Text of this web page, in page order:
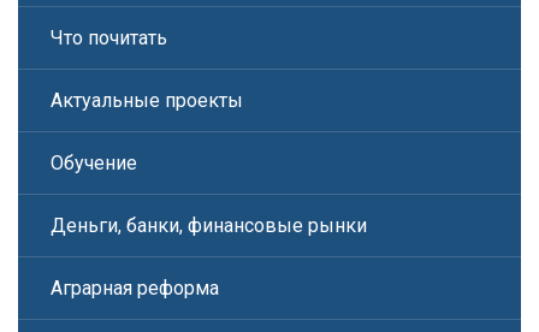
Что почитать
Актуальные проекты
Обучение
Деньги, банки, финансовые рынки
Аграрная реформа